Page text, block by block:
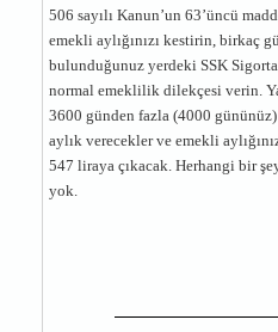
506 sayılı Kanun’un 63’üncü
emekli aylığınızı kestirin, birkaç
bulunduğunuz yerdeki SSK
normal emeklilik dilekçesi verin.
3600 günden fazla (4000
aylık verecekler ve emekli
547 liraya çıkacak. Herhangi bir
yok.